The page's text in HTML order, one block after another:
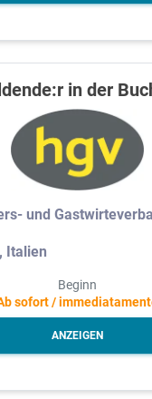
in der
und
Italien
Beginn
sofort /
ANZEIGEN